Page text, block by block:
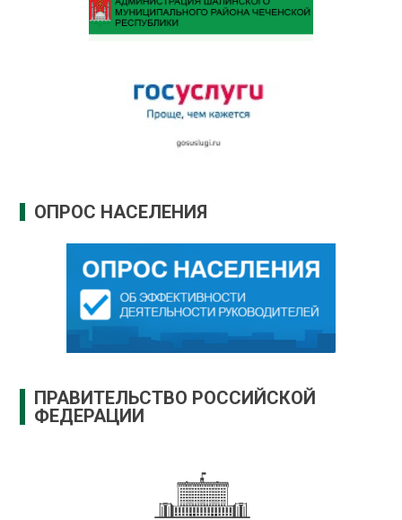
ОПРОС НАСЕЛЕНИЯ
ПРАВИТЕЛЬСТВО РОССИЙСКОЙ
ФЕДЕРАЦИИ